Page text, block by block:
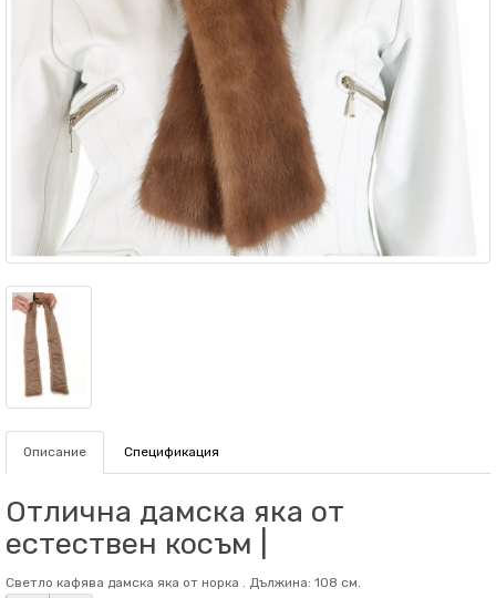
Описание Спецификация
Отлична дамска яка от
естествен косъм |
Светло кафява дамска яка от норка . Дължина: 108 см.